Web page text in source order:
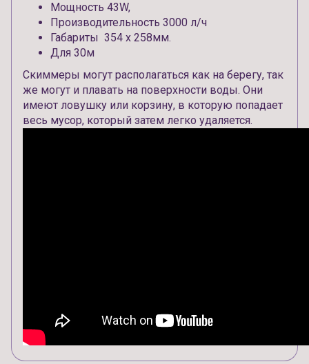
Мощность 43W,
Производительность 3000 л/ч
Габариты 354 х 258мм.
Для 30м
Скиммеры могут располагаться как на берегу, так
же могут и плавать на поверхности воды. Они
имеют ловушку или корзину, в которую попадает
весь мусор, который затем легко удаляется.